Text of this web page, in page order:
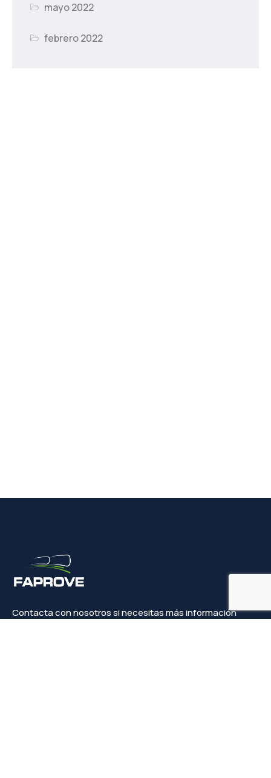
mayo 2022
febrero 2022
Contacta con nosotros si necesitas más información